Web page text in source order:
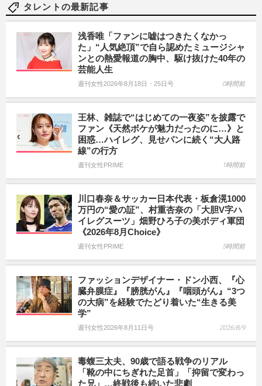
タレントの最新記事
浅香唯「ファンに嘘はつきたくなかっ
た」“人気絶頂”で自ら認めたミュージシャ
ンとの熱愛報道の胸中、駆け抜けた40年の
芸能人生
週刊女性2026年8月18日・25日号 0時間前
王林、雑誌で“はじめての一夜姿”を披露で
ファン《天然ボケが魅力だったのに…》と
困惑…ハイレグ、見せパンに続く“大人路
線”の行方
週刊女性PRIME 1時間前
川口春奈＆サッカー日本代表・板倉滉1000
万円の“愛の証”、村重杏奈の「大胆V字ハ
イレグスーツ」畑野ひろ子の美ボディ軍団
《2026年8月Choice》
週刊女性PRIME 5時間前
ファッションデザイナー・ドン小西、『心
臓弁膜症』『膀胱がん』『咽頭がん』“3つ
の大病”を経験でたどり着いた“生きる美
学”
週刊女性2026年8月11日号 2026/8/9
毒蝮三太夫、90歳で語る戦争のリアル
「靴の中にちぎれた足首」「抑留で変わっ
た兄」…終戦後も続いた悲劇